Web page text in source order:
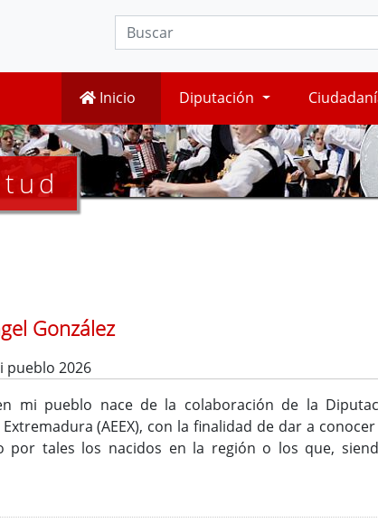
Inicio Diputación
González
pueblo 2026
mi pueblo nace de la colaboración de la
(AEEX), con la finalidad de dar a
por tales los nacidos en la región o los que,